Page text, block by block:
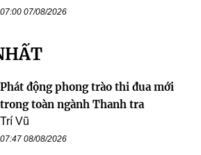
07:00 07/08/2026
Phát động phong trào thi đua mới
trong toàn ngành Thanh tra
Trí Vũ
07:47 08/08/2026